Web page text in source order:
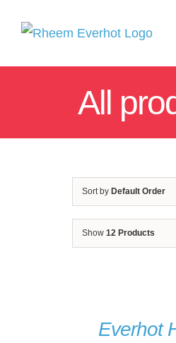
All
Sort by Default Order
Show 12 Products
Everhot